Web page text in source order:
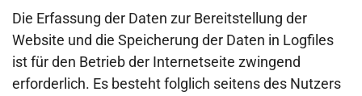
Die Erfassung der Daten zur Bereitstellung der
Website und die Speicherung der Daten in Logfiles
ist für den Betrieb der Internetseite zwingend
erforderlich. Es besteht folglich seitens des Nutzers